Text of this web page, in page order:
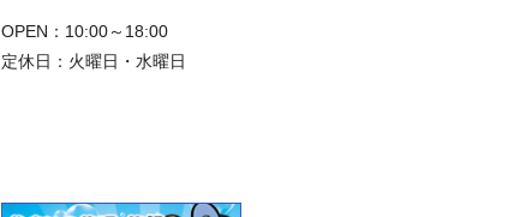
OPEN：10:00～18:00
定休日：火曜日・水曜日